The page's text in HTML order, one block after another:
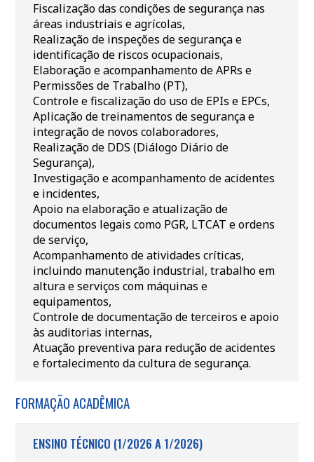
Fiscalização das condições de segurança nas
áreas industriais e agrícolas,
Realização de inspeções de segurança e
identificação de riscos ocupacionais,
Elaboração e acompanhamento de APRs e
Permissões de Trabalho (PT),
Controle e fiscalização do uso de EPIs e EPCs,
Aplicação de treinamentos de segurança e
integração de novos colaboradores,
Realização de DDS (Diálogo Diário de
Segurança),
Investigação e acompanhamento de acidentes
e incidentes,
Apoio na elaboração e atualização de
documentos legais como PGR, LTCAT e ordens
de serviço,
Acompanhamento de atividades críticas,
incluindo manutenção industrial, trabalho em
altura e serviços com máquinas e
equipamentos,
Controle de documentação de terceiros e apoio
às auditorias internas,
Atuação preventiva para redução de acidentes
e fortalecimento da cultura de segurança.
FORMAÇÃO ACADÊMICA
ENSINO TÉCNICO (1/2026 A 1/2026)